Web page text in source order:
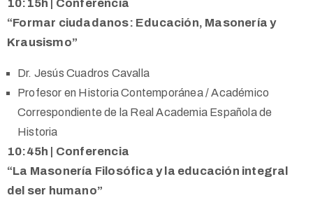
10:15h | Conferencia
“Formar ciudadanos: Educación, Masonería y
Krausismo”
Dr. Jesús Cuadros Cavalla
Profesor en Historia Contemporánea / Académico
Correspondiente de la Real Academia Española de
Historia
10:45h | Conferencia
“La Masonería Filosófica y la educación integral
del ser humano”